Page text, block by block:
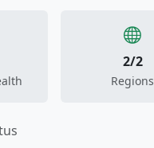
2/2
Regions